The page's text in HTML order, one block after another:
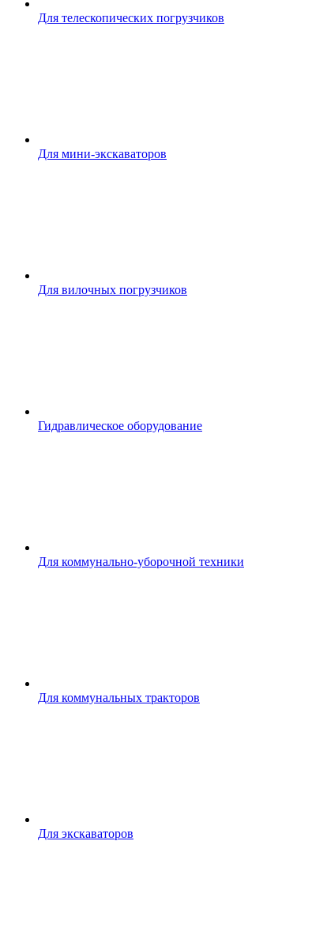
Для телескопических погрузчиков
Для мини-экскаваторов
Для вилочных погрузчиков
Гидравлическое оборудование
Для коммунально-уборочной техники
Для коммунальных тракторов
Для экскаваторов